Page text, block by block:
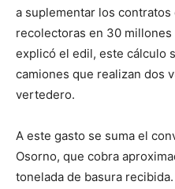
a suplementar los contratos
recolectoras en 30
explicó el edil, este cálculo
camiones que realizan dos
vertedero.
A este gasto se suma el
Osorno, que cobra
tonelada de basura